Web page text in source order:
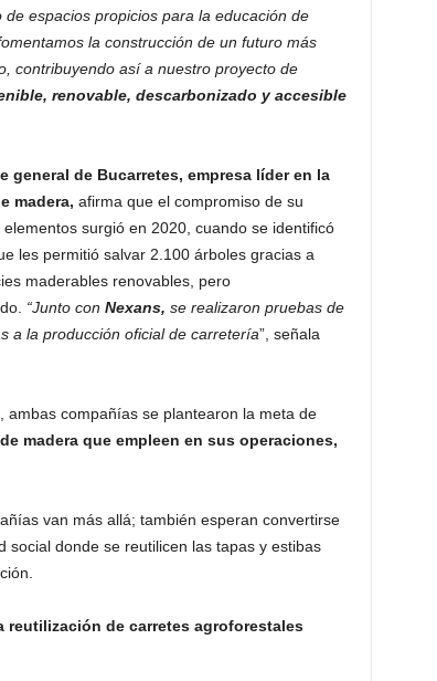
espacios propicios para la educación de
la construcción de un futuro más
contribuyendo así a nuestro proyecto de
renovable, descarbonizado y accesible
general de Bucarretes, empresa líder en la
madera, afirma que el compromiso de su
surgió en 2020, cuando se identificó
les permitió salvar 2.100 árboles gracias a
maderables renovables, pero
“Junto con Nexans, se realizaron pruebas de
a la producción oficial de carretería”, señala
compañías se plantearon la meta de
madera que empleen en sus operaciones,
van más allá; también esperan convertirse
donde se reutilicen las tapas y estibas
de carretes agroforestales